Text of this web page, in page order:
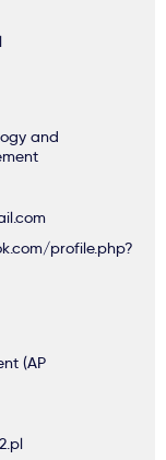
and
profile.php?
(AP